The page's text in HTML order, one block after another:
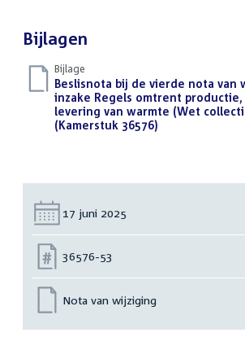
Bijlagen
Bijlage
Download
bestand:
Beslisnota bij de vierde nota van
inzake Regels omtrent
levering van warmte (Wet
(Kamerstuk 36576)
Datum:
17 juni 2025
Nummer:
36576-53
Nota van wijziging